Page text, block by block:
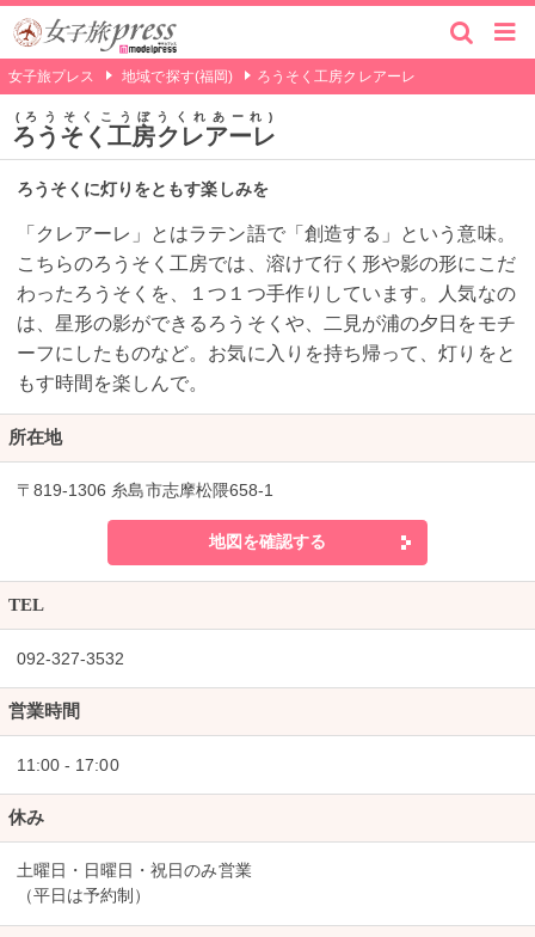
女子旅プレス 地域で探す(福岡) ろうそく工房クレアーレ
ろうそく工房クレアーレ
ろうそくこうぼうくれあーれ
ろうそくに灯りをともす楽しみを
「クレアーレ」とはラテン語で「創造する」という意味。
こちらのろうそく工房では、溶けて行く形や影の形にこだ
わったろうそくを、１つ１つ手作りしています。人気なの
は、星形の影ができるろうそくや、二見が浦の夕日をモチ
ーフにしたものなど。お気に入りを持ち帰って、灯りをと
もす時間を楽しんで。
所在地
〒819-1306 糸島市志摩松隈658-1
地図を確認する
TEL
092-327-3532
営業時間
11:00 - 17:00
休み
土曜日・日曜日・祝日のみ営業
（平日は予約制）